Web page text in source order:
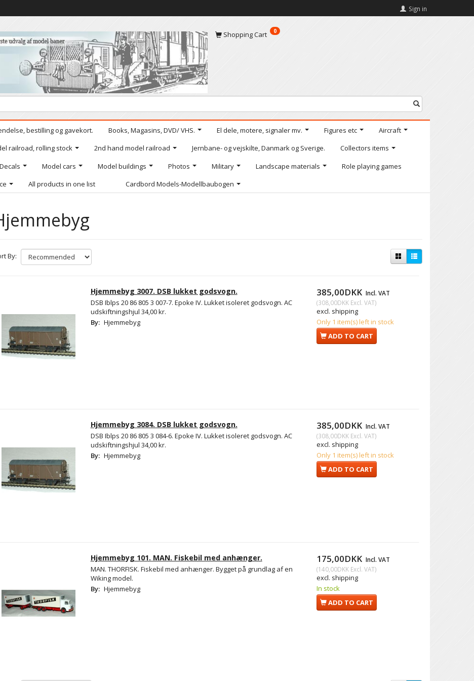
Sign in
Shopping Cart 0
bestilling og gavekort. Books, Magasins, DVD/ VHS. El dele, motere, signaler mv. Figures etc
Aircraft
railroad, rolling stock 2nd hand model railroad Jernbane- og vejskilte, Danmark og Sverige.
Collectors items
Decals Model cars Model buildings Photos Military Landscape materials
Role playing games
All products in one list Cardbord Models-Modellbaubogen
By:
Hjemmebyg 3007. DSB lukket godsvogn.
DSB Iblps 20 86 805 3 007-7. Epoke IV. Lukket isoleret godsvogn. AC
udskiftningshjul 34,00 kr.
By: Hjemmebyg
385,00DKK Incl. VAT
(308,00DKKExcl. VAT)
excl. shipping
Only 1 item(s) left in stock
ADD TO CART
Hjemmebyg 3084. DSB lukket godsvogn.
DSB Iblps 20 86 805 3 084-6. Epoke IV. Lukket isoleret godsvogn. AC
udskiftningshjul 34,00 kr.
By: Hjemmebyg
385,00DKK Incl. VAT
(308,00DKKExcl. VAT)
excl. shipping
Only 1 item(s) left in stock
ADD TO CART
Hjemmebyg 101. MAN. Fiskebil med anhænger.
MAN. THORFISK. Fiskebil med anhænger. Bygget på grundlag af en
Wiking model.
By: Hjemmebyg
175,00DKK Incl. VAT
(140,00DKKExcl. VAT)
excl. shipping
In stock
ADD TO CART